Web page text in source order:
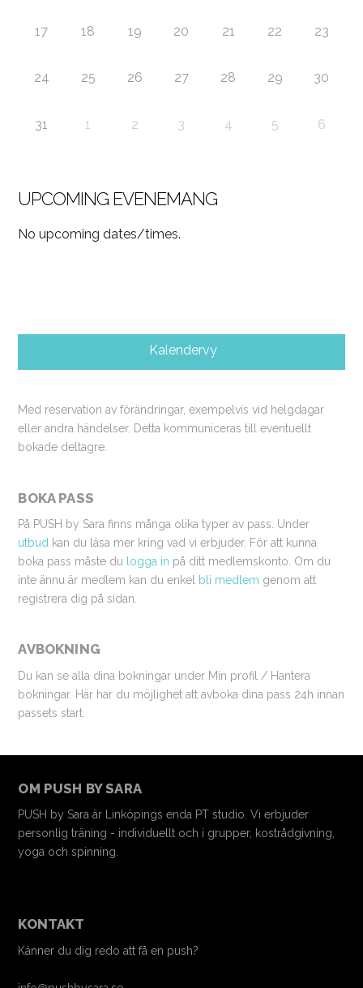
17 18 19 20 21 22 23
24 25 26 27 28 29 30
31 1 2 3 4 5 6
UPCOMING EVENEMANG
No upcoming dates/times.
Kalendervy
Med reservation av förändringar, exempelvis vid helgdagar
eller andra händelser. Detta kommuniceras till eventuellt
bokade deltagre.
BOKA PASS
På PUSH by Sara finns många olika typer av pass. Under
utbud kan du läsa mer kring vad vi erbjuder. För att kunna
boka pass måste du
logga in på ditt medlemskonto. Om du
inte ännu är medlem kan du enkel bli medlem genom att
registrera dig på sidan.
AVBOKNING
Du kan se alla dina bokningar under Min profil / Hantera
bokningar. Här har du möjlighet att avboka dina pass 24h innan
passets start.
OM PUSH BY SARA
PUSH by Sara är Linköpings enda PT studio. Vi erbjuder
personlig träning - individuellt och i grupper, kostrådgivning,
yoga och spinning.
KONTAKT
Känner du dig redo att få en push?